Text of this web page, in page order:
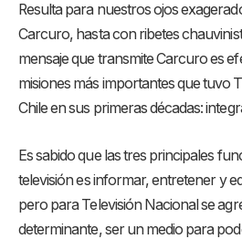
Resulta para nuestros ojos
Carcuro, hasta con ribetes
mensaje que transmite Carcuro es
misiones más importantes que tuvo
Chile en sus primeras décadas:
Es sabido que las tres principales
televisión es informar, entretener y
pero para Televisión Nacional se
determinante, ser un medio para